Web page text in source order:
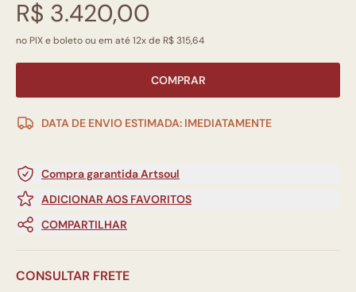
R$ 3.420,00
no PIX e boleto ou em até 12x de R$ 315,64
COMPRAR
DATA DE ENVIO ESTIMADA: IMEDIATAMENTE
Compra garantida Artsoul
ADICIONAR AOS FAVORITOS
COMPARTILHAR
CONSULTAR FRETE